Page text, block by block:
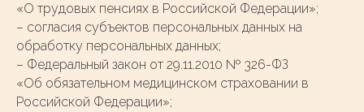
«О трудовых пенсиях в Российской Федерации»;
– согласия субъектов персональных данных на
обработку персональных данных;
– Федеральный закон от 29.11.2010 № 326-ФЗ
«Об обязательном медицинском страховании в
Российской Федерации»;